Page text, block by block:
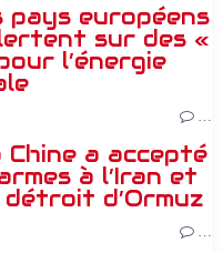
pays européens
sur des «
l’énergie
…
a accepté
à l’Iran et
d’Ormuz
…